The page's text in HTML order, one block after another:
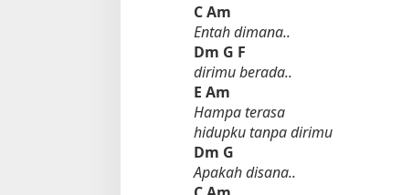
CAm
Entah dimana..
Dm G F
dirimu berada..
E Am
Hampa terasa
hidupku tanpa dirimu
Dm G
Apakah disana..
Tempat Makan All You Can Eat di
Di Daerah, Jambi, Travel